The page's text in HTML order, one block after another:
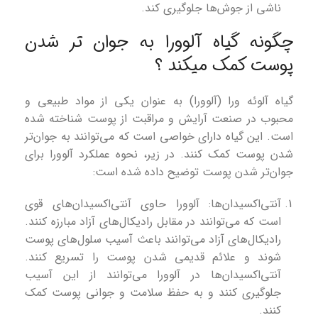
ناشی از جوش‌ها جلوگیری کند.
چگونه گیاه آلوورا به جوان تر شدن
پوست کمک میکند ؟
گیاه آلوئه ورا (آلوورا) به عنوان یکی از مواد طبیعی و
محبوب در صنعت آرایش و مراقبت از پوست شناخته شده
است. این گیاه دارای خواصی است که می‌توانند به جوان‌تر
شدن پوست کمک کنند. در زیر، نحوه عملکرد آلوورا برای
جوان‌تر شدن پوست توضیح داده شده است:
آنتی‌اکسیدان‌ها: آلوورا حاوی آنتی‌اکسیدان‌های قوی
است که می‌توانند در مقابل رادیکال‌های آزاد مبارزه کنند.
رادیکال‌های آزاد می‌توانند باعث آسیب سلول‌های پوست
شوند و علائم قدیمی شدن پوست را تسریع کنند.
آنتی‌اکسیدان‌ها در آلوورا می‌توانند از این آسیب
جلوگیری کنند و به حفظ سلامت و جوانی پوست کمک
کنند.